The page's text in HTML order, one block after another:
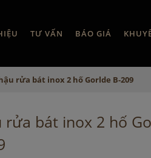
TƯ VẤN BÁO GIÁ
rửa bát inox 2 hố Gorlde B-209
rửa bát inox 2 hố